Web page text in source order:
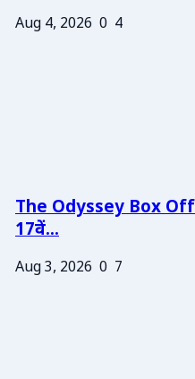
Aug 4, 2026 0 4
The Odyssey Box
17वें...
Aug 3, 2026 0 7